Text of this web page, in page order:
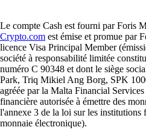
Le compte Cash est fourni par Foris
Crypto.com est émise et promue par
licence Visa Principal Member
société à responsabilité limitée
numéro C 90348 et dont le siège
Park, Triq Mikiel Ang Borg, SPK
agréée par la Malta Financial
financière autorisée à émettre des
l'annexe 3 de la loi sur les institutions
monnaie électronique).